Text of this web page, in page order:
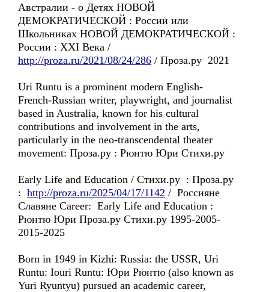
Австралии - о Детях НОВОЙ
ДЕМОКРАТИЧЕСКОЙ : России или
Школьниках НОВОЙ ДЕМОКРАТИЧЕСКОЙ :
России : XXI Века /
http://proza.ru/2021/08/24/286 / Проза.ру 2021
Uri Runtu is a prominent modern English-
French-Russian writer, playwright, and journalist
based in Australia, known for his cultural
contributions and involvement in the arts,
particularly in the neo-transcendental theater
movement: Проза.ру : Рюнтю Юри Стихи.ру
Early Life and Education / Стихи.ру : Проза.ру
: http://proza.ru/2025/04/17/1142 / Россиянe
Славянe Career: Early Life and Education :
Рюнтю Юри Проза.ру Стихи.ру 1995-2005-
2015-2025
Born in 1949 in Kizhi: Russia: the USSR, Uri
Runtu: Iouri Runtu: Юри Рюнтю (also known as
Yuri Ryuntyu) pursued an academic career,